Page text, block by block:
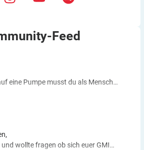
Feed
eine Pumpe musst du als Mensch
bleiben also. Du kannst aber die
einstellen, z.B. In den frühen
mehr Insulin zuführen. Auch bei
kannst du die Basalrate
das morgens oder abends
und wollte fragen ob sich euer GMI